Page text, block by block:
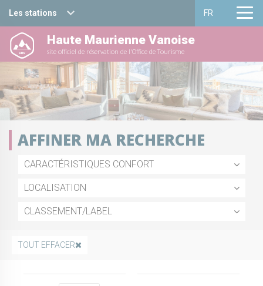
Les stations
Haute Maurienne Vanoise
Valfréjus
La Norma
Aussois
Val Cenis
FR
Français
English
Haute Maurienne Vanoise
site officiel de réservation de l'Office de Tourisme
AFFINER MA RECHERCHE
LOCALISATION
CARACTÉRISTIQUES CONFORT
CLASSEMENT/LABEL
TOUT EFFACER